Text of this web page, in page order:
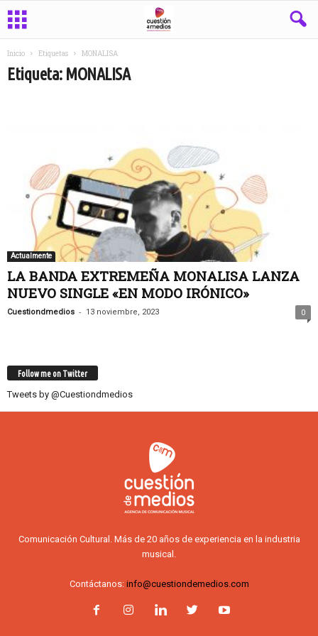
Inicio Etiquetas MONALISA
Etiqueta: MONALISA
Actualmente
LA BANDA EXTREMEÑA MONALISA LANZA
NUEVO SINGLE «EN MODO IRÓNICO»
Cuestiondmedios - 13 noviembre, 2023 0
Follow me on Twitter
Tweets by @Cuestiondmedios
Comunicación Cultural. Más de 20 años de experiencia en la industria
musical.
Contáctanos: info@cuestiondemedios.com